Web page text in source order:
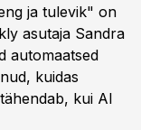
ja tulevik" on
asutaja Sandra
automaatsed
kuidas
kui AI